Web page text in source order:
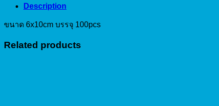
เหลี่ยม
quantity
Description
ขนาด 6x10cm บรรจุ 100pcs
Related products